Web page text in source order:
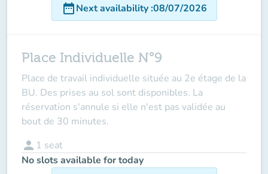
date_rangeNext availability:08/07/2026
Place Individuelle N°9
Place de travail individuelle située au 2e étage de la
BU. Des prises au sol sont disponibles. La
réservation s'annule si elle n'est pas validée au
bout de 30 minutes.
person 1 seat
No slots available for today